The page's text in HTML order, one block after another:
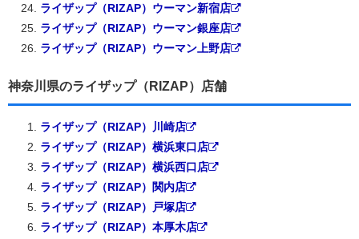
ライザップ（RIZAP）ウーマン新宿店
ライザップ（RIZAP）ウーマン銀座店
ライザップ（RIZAP）ウーマン上野店
神奈川県のライザップ（RIZAP）店舗
ライザップ（RIZAP）川崎店
ライザップ（RIZAP）横浜東口店
ライザップ（RIZAP）横浜西口店
ライザップ（RIZAP）関内店
ライザップ（RIZAP）戸塚店
ライザップ（RIZAP）本厚木店